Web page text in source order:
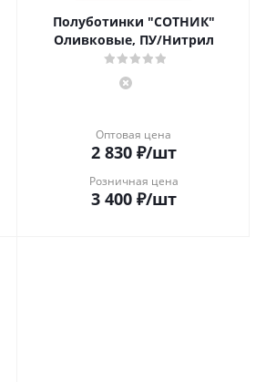
Полуботинки "СОТНИК"
Оливковые, ПУ/Нитрил
Оптовая цена
2 830₽/шт
Розничная цена
3 400₽/шт